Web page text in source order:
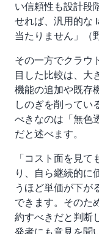
い信頼性も設計段
せれば、汎用的な
当たりません」（
その一方でクラウ
目した比較は、大
機能の追加や既存
しのぎを削ってい
べきなのは「無色
だと述べます。
「コスト面を見
り、自ら継続的に
うほど単価が下が
できます。そのた
約すべきだと判断
発者にも意見を聞